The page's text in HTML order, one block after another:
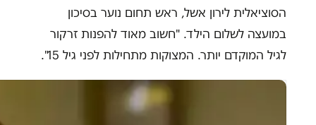
הסוציאלית לירון אשל, ראש תחום נוער בסיכון
במועצה לשלום הילד. "חשוב מאוד להפנות זרקור
לגיל המוקדם יותר. המצוקות מתחילות לפני גיל 15".